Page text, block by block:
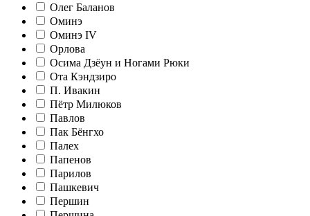
Олег Баланов
Оминэ
Оминэ IV
Орлова
Осима Дзёун и Ногами Рюки
Ота Кэндзиро
П. Ивакин
Пётр Милюков
Павлов
Пак Бёнгхо
Палех
Папенов
Парилов
Пашкевич
Першин